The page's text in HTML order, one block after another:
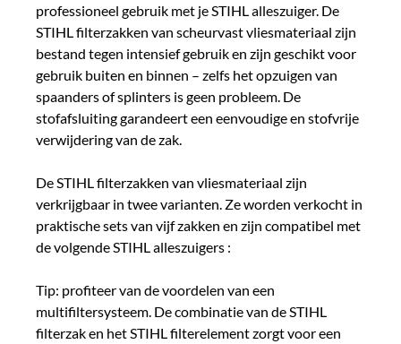
professioneel gebruik met je STIHL alleszuiger. De
STIHL filterzakken van scheurvast vliesmateriaal zijn
bestand tegen intensief gebruik en zijn geschikt voor
gebruik buiten en binnen – zelfs het opzuigen van
spaanders of splinters is geen probleem. De
stofafsluiting garandeert een eenvoudige en stofvrije
verwijdering van de zak.
De STIHL filterzakken van vliesmateriaal zijn
verkrijgbaar in twee varianten. Ze worden verkocht in
praktische sets van vijf zakken en zijn compatibel met
de volgende STIHL alleszuigers :
Tip: profiteer van de voordelen van een
multifiltersysteem. De combinatie van de STIHL
filterzak en het STIHL filterelement zorgt voor een